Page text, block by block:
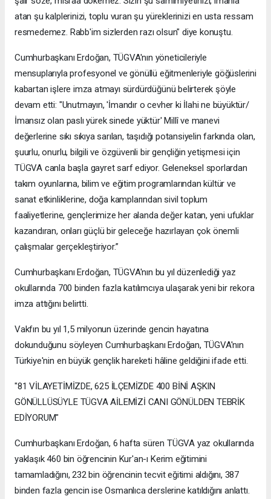
atan şu kalplerinizi, toplu vuran şu yüreklerinizi en usta ressam
resmedemez. Rabb'im sizlerden razı olsun" diye konuştu.
Cumhurbaşkanı Erdoğan, TÜGVA'nın yöneticileriyle
mensuplarıyla profesyonel ve gönüllü eğitmenleriyle göğüslerini
kabartan işlere imza atmayı sürdürdüğünü belirterek şöyle
devam etti: "Unutmayın, 'İmandır o cevher ki İlahi ne büyüktür/
İmansız olan paslı yürek sinede yüktür' Millî ve manevi
değerlerine sıkı sıkıya sarılan, taşıdığı potansiyelin farkında olan,
şuurlu, onurlu, bilgili ve özgüvenli bir gençliğin yetişmesi için
TÜGVA canla başla gayret sarf ediyor. Geleneksel sporlardan
takım oyunlarına, bilim ve eğitim programlarından kültür ve
sanat etkinliklerine, doğa kamplarından sivil toplum
faaliyetlerine, gençlerimize her alanda değer katan, yeni ufuklar
kazandıran, onları güçlü bir geleceğe hazırlayan çok önemli
çalışmalar gerçekleştiriyor.”
Cumhurbaşkanı Erdoğan, TÜGVA'nın bu yıl düzenlediği yaz
okullarında 700 binden fazla katılımcıya ulaşarak yeni bir rekora
imza attığını belirtti.
Vakfın bu yıl 1,5 milyonun üzerinde gencin hayatına
dokunduğunu söyleyen Cumhurbaşkanı Erdoğan, TÜGVA'nın
Türkiye'nin en büyük gençlik hareketi hâline geldiğini ifade etti.
"81 VİLAYETİMİZDE, 625 İLÇEMİZDE 400 BİNİ AŞKIN
GÖNÜLLÜSÜYLE TÜGVA AİLEMİZİ CANI GÖNÜLDEN TEBRİK
EDİYORUM"
Cumhurbaşkanı Erdoğan, 6 hafta süren TÜGVA yaz okullarında
yaklaşık 460 bin öğrencinin Kur'an-ı Kerim eğitimini
tamamladığını, 232 bin öğrencinin tecvit eğitimi aldığını, 387
binden fazla gencin ise Osmanlıca derslerine katıldığını anlattı.